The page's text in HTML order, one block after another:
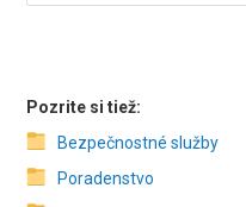
Pozrite si tiež:
Bezpečnostné služby
Poradenstvo